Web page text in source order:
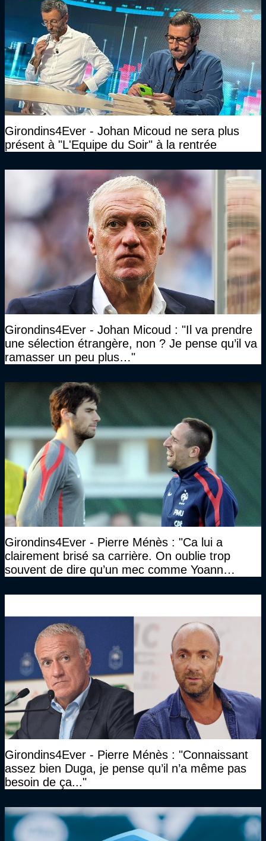
Girondins4Ever - Johan Micoud ne sera plus
présent à "L'Equipe du Soir" à la rentrée
Girondins4Ever - Johan Micoud : "Il va prendre
une sélection étrangère, non ? Je pense qu’il va
ramasser un peu plus…"
Girondins4Ever - Pierre Ménès : "Ca lui a
clairement brisé sa carrière. On oublie trop
souvent de dire qu’un mec comme Yoann
Girondins4Ever - Pierre Ménès : "Connaissant
assez bien Duga, je pense qu’il n’a même pas
besoin de ça..."